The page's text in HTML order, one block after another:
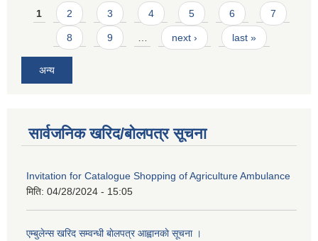
Pages
1 2 3 4 5 6 7
8 9 next › last »
अन्य
सार्वजनिक खरिद/बोलपत्र सूचना
Invitation for Catalogue Shopping of Agriculture Ambulance
मिति: 04/28/2024 - 15:05
एम्बुलेन्स खरिद सम्वन्धी बाेलपत्र आह्वानकाे सूचना ।